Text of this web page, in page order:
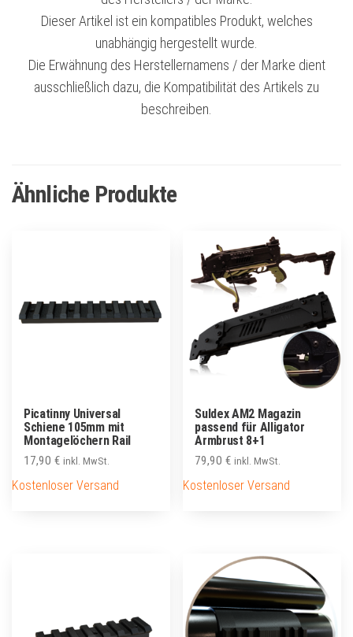
Dieser Artikel ist ein kompatibles Produkt, welches
unabhängig hergestellt wurde.
Die Erwähnung des Herstellernamens / der Marke dient
ausschließlich dazu, die Kompatibilität des Artikels zu
beschreiben.
Ähnliche Produkte
Picatinny Universal
Schiene 105mm mit
Montagelöchern Rail
17,90 € inkl. MwSt.
Kostenloser Versand
Suldex AM2 Magazin
passend für Alligator
Armbrust 8+1
79,90€ inkl. MwSt.
Kostenloser Versand